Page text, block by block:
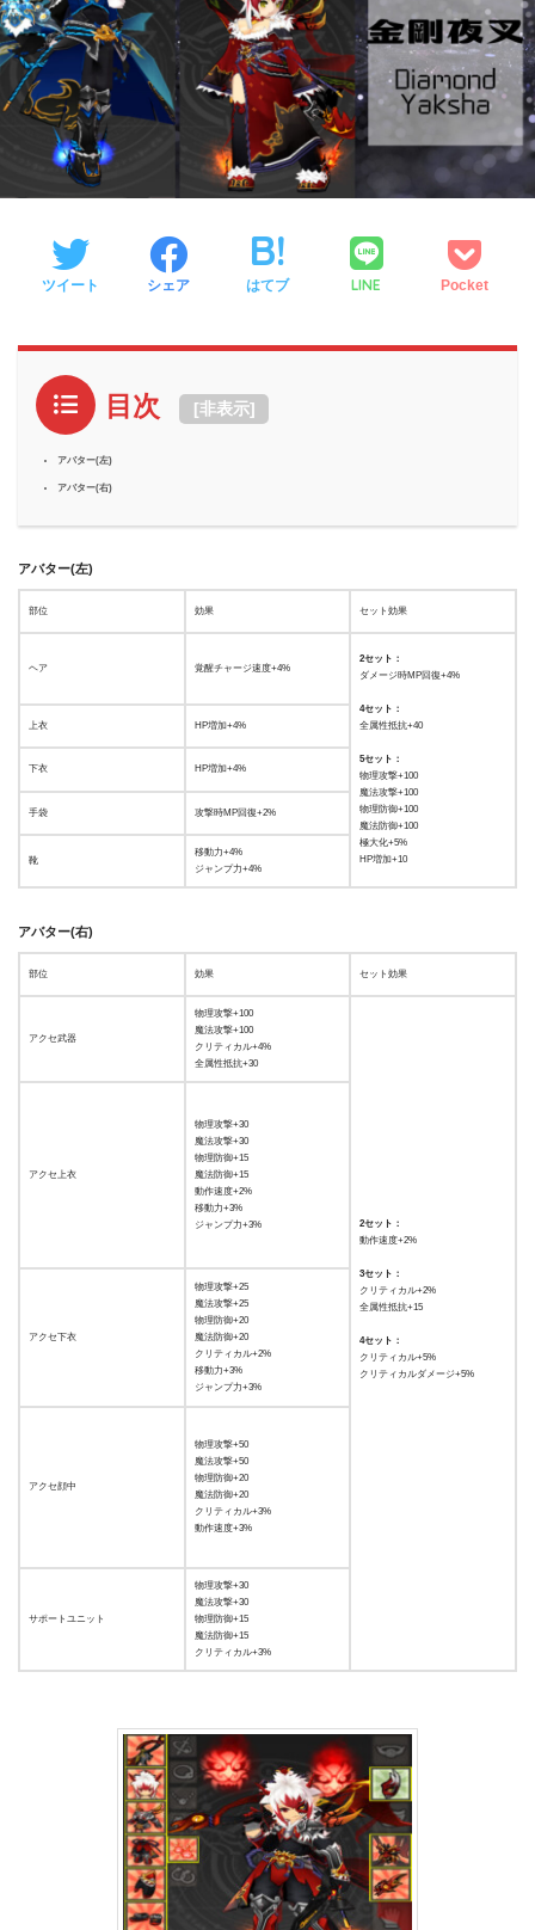
ツイート シェア はてブ LINE Pocket
目次 [非表示]
アバター(左)
アバター(右)
アバター(左)
部位 効果 セット効果
ヘア 覚醒チャージ速度+4%
2セット：
ダメージ時MP回復+4%
4セット：
全属性抵抗+40
5セット：
物理攻撃+100
魔法攻撃+100
物理防御+100
魔法防御+100
極大化+5%
HP増加+10
上衣 HP増加+4%
下衣 HP増加+4%
手袋 攻撃時MP回復+2%
靴
移動力+4%
ジャンプ力+4%
アバター(右)
部位 効果 セット効果
アクセ武器
物理攻撃+100
魔法攻撃+100
クリティカル+4%
全属性抵抗+30
2セット：
動作速度+2%
3セット：
クリティカル+2%
全属性抵抗+15
4セット：
クリティカル+5%
クリティカルダメージ+5%
アクセ上衣
物理攻撃+30
魔法攻撃+30
物理防御+15
魔法防御+15
動作速度+2%
移動力+3%
ジャンプ力+3%
アクセ下衣
物理攻撃+25
魔法攻撃+25
物理防御+20
魔法防御+20
クリティカル+2%
移動力+3%
ジャンプ力+3%
アクセ顔中
物理攻撃+50
魔法攻撃+50
物理防御+20
魔法防御+20
クリティカル+3%
動作速度+3%
サポートユニット
物理攻撃+30
魔法攻撃+30
物理防御+15
魔法防御+15
クリティカル+3%